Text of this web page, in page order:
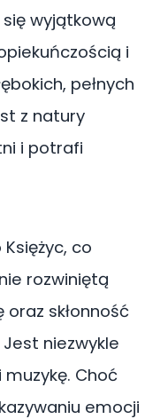
wyjątkową
i
pełnych
z natury
i potrafi
co
rozwiniętą
skłonność
niezwykle
Choć
emocji